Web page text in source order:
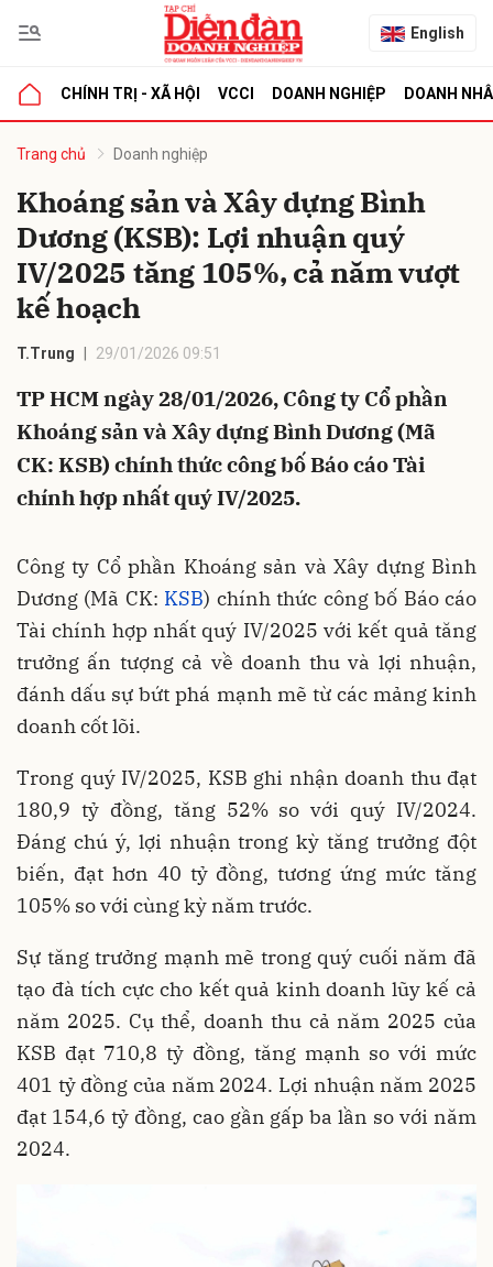
English
CHÍNH TRỊ - XÃ HỘI VCCI DOANH NGHIỆP DOANH
Trang chủ Doanh nghiệp
Khoáng sản và Xây dựng Bình
Dương (KSB): Lợi nhuận quý
IV/2025 tăng 105%, cả năm vượt
kế hoạch
T.Trung 29/01/2026 09:51
TP HCM ngày 28/01/2026, Công ty Cổ phần
Khoáng sản và Xây dựng Bình Dương (Mã
CK: KSB) chính thức công bố Báo cáo Tài
chính hợp nhất quý IV/2025.
Công ty Cổ phần Khoáng sản và Xây dựng Bình
Dương (Mã CK: KSB) chính thức công bố Báo cáo
Tài chính hợp nhất quý IV/2025 với kết quả tăng
trưởng ấn tượng cả về doanh thu và lợi nhuận,
đánh dấu sự bứt phá mạnh mẽ từ các mảng kinh
doanh cốt lõi.
Trong quý IV/2025, KSB ghi nhận doanh thu đạt
180,9 tỷ đồng, tăng 52% so với quý IV/2024.
Đáng chú ý, lợi nhuận trong kỳ tăng trưởng đột
biến, đạt hơn 40 tỷ đồng, tương ứng mức tăng
105% so với cùng kỳ năm trước.
Sự tăng trưởng mạnh mẽ trong quý cuối năm đã
tạo đà tích cực cho kết quả kinh doanh lũy kế cả
năm 2025. Cụ thể, doanh thu cả năm 2025 của
KSB đạt 710,8 tỷ đồng, tăng mạnh so với mức
401 tỷ đồng của năm 2024. Lợi nhuận năm 2025
đạt 154,6 tỷ đồng, cao gần gấp ba lần so với năm
2024.
luận